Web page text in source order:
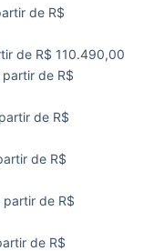
de R$
de R$ 110.490,00
partir de R$
de R$
de R$
partir de R$
de R$